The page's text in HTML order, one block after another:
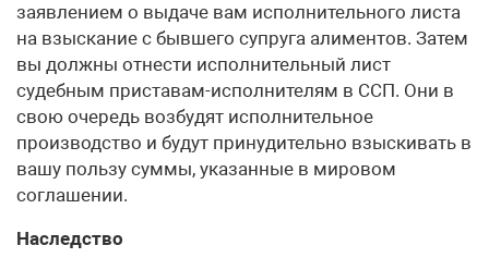
заявлением о выдаче вам исполнительного листа
на взыскание с бывшего супруга алиментов. Затем
вы должны отнести исполнительный лист
судебным приставам-исполнителям в ССП. Они в
свою очередь возбудят исполнительное
производство и будут принудительно взыскивать в
вашу пользу суммы, указанные в мировом
соглашении.
Наследство